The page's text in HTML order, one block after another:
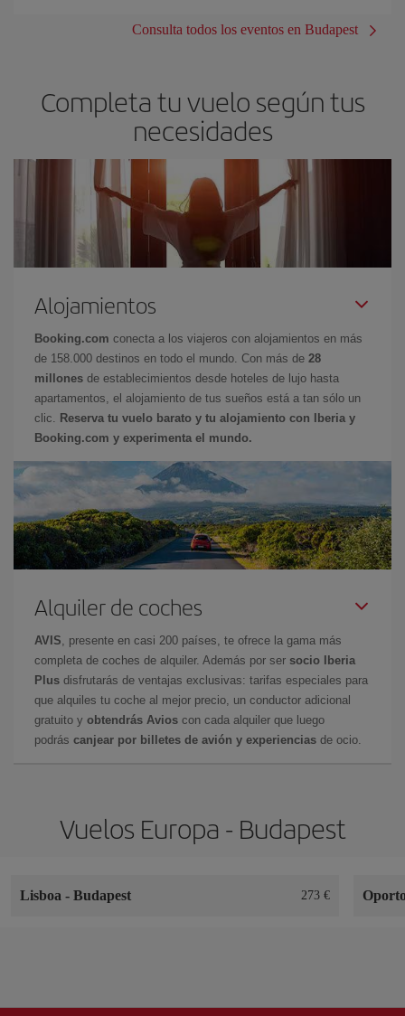
Consulta todos los eventos en Budapest
Completa tu vuelo según tus
necesidades
Alojamientos
Booking.com conecta a los viajeros con alojamientos en más
de 158.000 destinos en todo el mundo. Con más de 28
millones de establecimientos desde hoteles de lujo hasta
apartamentos, el alojamiento de tus sueños está a tan sólo un
clic.
Reserva tu vuelo barato y tu alojamiento con Iberia y
Booking.com y experimenta el mundo.
Alquiler de coches
AVIS , presente en casi 200 países, te ofrece la gama más
completa de coches de alquiler. Además por ser socio Iberia
Plus disfrutarás de ventajas exclusivas: tarifas especiales para
que alquiles tu coche al mejor precio, un conductor adicional
gratuito y obtendrás Avios con cada alquiler que luego
podrás canjear por billetes de avión y experiencias de ocio.
Vuelos Europa - Budapest
Lisboa - Budapest 273 €